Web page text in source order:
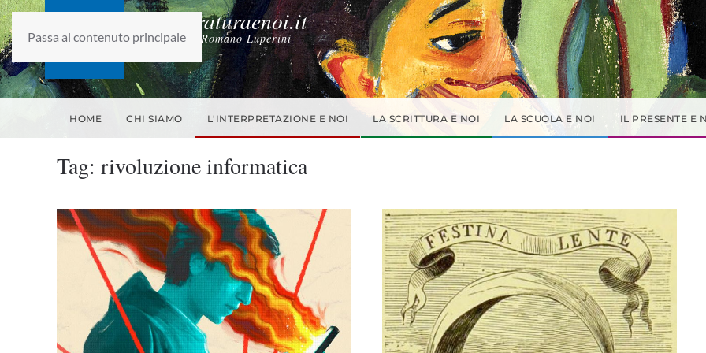
Passa al contenuto principale
laletteraturaenoi.it
fondato da Romano Luperini
HOME CHI SIAMO L'INTERPRETAZIONE E NOI LA SCRITTURA E NOI LA SCUOLA E NOI IL PRESENTE E
Tag: rivoluzione informatica